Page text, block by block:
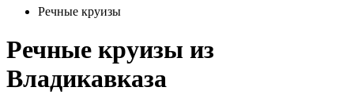
Речные круизы
Речные круизы из
Владикавказа